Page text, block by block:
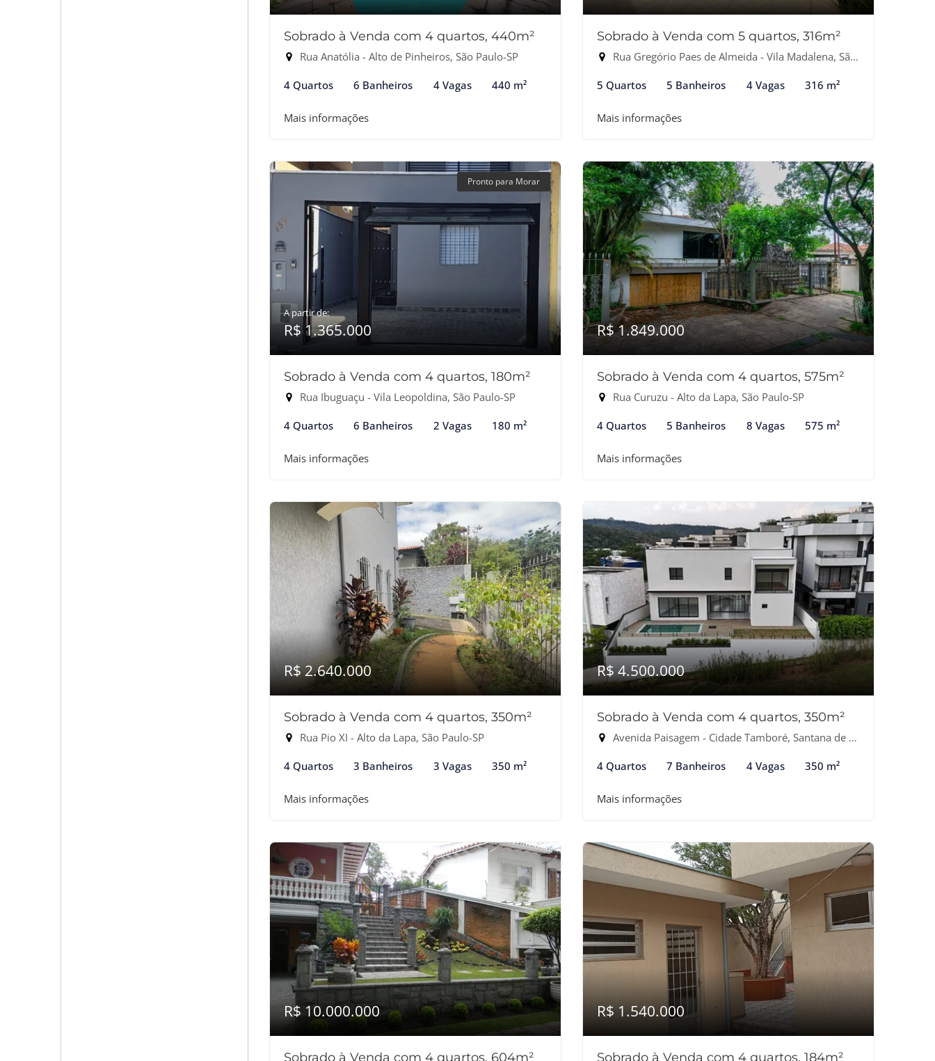
Sobrado à Venda com 4 quartos, 440m²
Rua Anatólia - Alto de Pinheiros, São Paulo-SP
4 Quartos 6 Banheiros 4 Vagas 440 m²
Mais informações
Sobrado à Venda com 5 quartos, 316m²
Rua Gregório Paes de Almeida - Vila Madalena, São Paulo-SP
5 Quartos 5 Banheiros 4 Vagas 316 m²
Mais informações
Pronto para Morar
A partir de:
R$ 1.365.000
Sobrado à Venda com 4 quartos, 180m²
Rua Ibuguaçu - Vila Leopoldina, São Paulo-SP
4 Quartos 6 Banheiros 2 Vagas 180 m²
Mais informações
R$ 1.849.000
Sobrado à Venda com 4 quartos, 575m²
Rua Curuzu - Alto da Lapa, São Paulo-SP
4 Quartos 5 Banheiros 8 Vagas 575 m²
Mais informações
R$ 2.640.000
Sobrado à Venda com 4 quartos, 350m²
Rua Pio XI - Alto da Lapa, São Paulo-SP
4 Quartos 3 Banheiros 3 Vagas 350 m²
Mais informações
R$ 4.500.000
Sobrado à Venda com 4 quartos, 350m²
Avenida Paisagem - Cidade Tamboré, Santana de Parnaíba-SP
4 Quartos 7 Banheiros 4 Vagas 350 m²
Mais informações
R$ 10.000.000
Sobrado à Venda com 4 quartos, 604m²
R$ 1.540.000
Sobrado à Venda com 4 quartos, 184m²